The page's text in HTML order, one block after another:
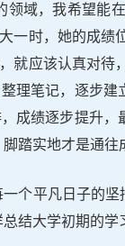
领域，我希望能
一时，她的成绩
就应该认真对待
理笔记，逐步建
成绩逐步提升，
踏实地才是通往
个平凡日子的
结大学初期的学